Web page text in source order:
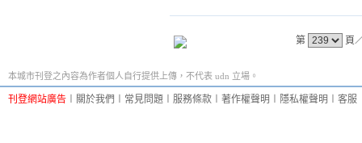
第 頁
本城市刊登之內容為作者個人自行提供上傳，不代表 udn 立場。
刊登網站廣告 關於我們 常見問題 服務條款 著作權聲明 隱私權聲明 客服